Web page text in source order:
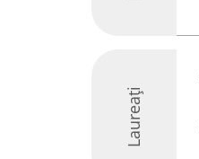
Laureați